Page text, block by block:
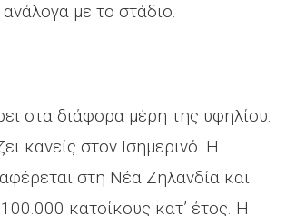
με το στάδιο.
στα διάφορα μέρη της υφηλίου.
κανείς στον Ισημερινό. Η
στη Νέα Ζηλανδία και
κατοίκους κατ’ έτος. Η